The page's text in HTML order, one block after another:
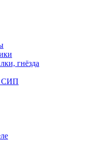
гнёзда
СИП